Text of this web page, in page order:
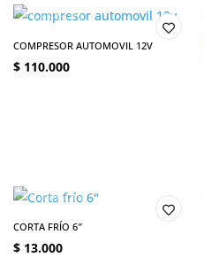
COMPRESOR AUTOMOVIL 12V
$ 110.000
CORTA FRÍO 6″
$ 13.000